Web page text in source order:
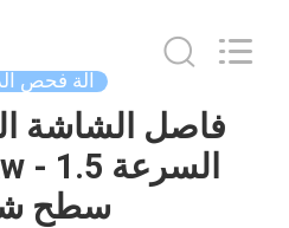
مسكن
آلة فحص
فاصل الشاشة
سطح